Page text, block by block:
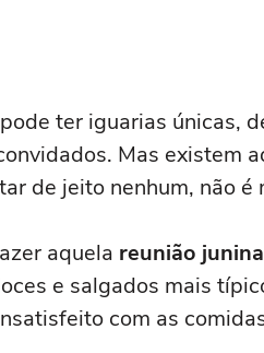
ter iguarias únicas,
Mas existem
de jeito nenhum, não é
aquela reunião
e salgados mais
com as